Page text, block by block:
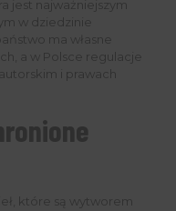
jest najważniejszym
w dziedzinie
ma własne
a w Polsce regulacje
i prawach
które są wytworem